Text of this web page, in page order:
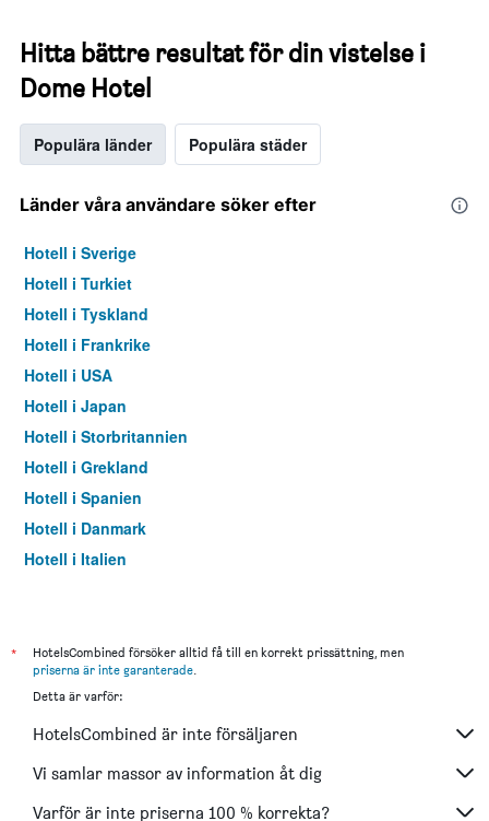
Hitta bättre resultat för din vistelse i
Dome Hotel
Populära länder Populära städer
Länder våra användare söker efter
Hotell i Sverige
Hotell i Turkiet
Hotell i Tyskland
Hotell i Frankrike
Hotell i USA
Hotell i Japan
Hotell i Storbritannien
Hotell i Grekland
Hotell i Spanien
Hotell i Danmark
Hotell i Italien
*
HotelsCombined försöker alltid få till en korrekt prissättning, men
priserna är inte garanterade.
Detta är varför:
HotelsCombined är inte försäljaren
Vi samlar massor av information åt dig
Varför är inte priserna 100 % korrekta?